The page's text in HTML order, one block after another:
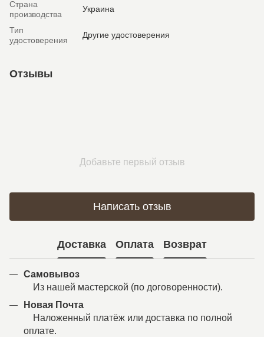
Страна
производства
Украина
Тип
удостоверения
Другие удостоверения
Отзывы
Добавьте первый отзыв
Написать отзыв
Доставка Оплата Возврат
Самовывоз
Из нашей мастерской (по договоренности).
Новая Почта
Наложенный платёж или доставка по полной
оплате.